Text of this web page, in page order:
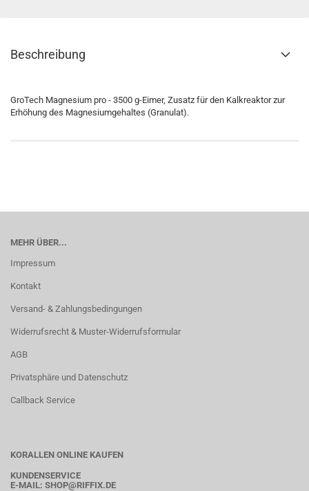
Beschreibung
GroTech Magnesium pro - 3500 g-Eimer, Zusatz für den Kalkreaktor zur
Erhöhung des Magnesiumgehaltes (Granulat).
MEHR ÜBER...
Impressum
Kontakt
Versand- & Zahlungsbedingungen
Widerrufsrecht & Muster-Widerrufsformular
AGB
Privatsphäre und Datenschutz
Callback Service
KORALLEN ONLINE KAUFEN
KUNDENSERVICE
E-MAIL: SHOP@RIFFIX.DE